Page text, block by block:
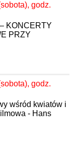
godz.
KONCERTY
PRZY
godz.
wśród kwiatów i
- Hans